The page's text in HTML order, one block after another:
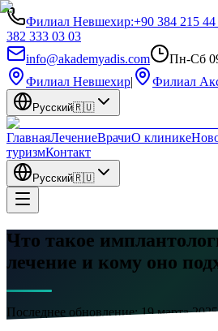
Филиал Невшехир:+90 384 215 44
382 333 03 03
info@akademyadis.com
Пн-Сб
Филиал Невшехир| Филиал
Русский🇷🇺
ГлавнаяЛечениеВрачиО клинике
туризмКонтакт
Русский🇷🇺
Что такое
лечение и кому оно
Последнее обновление:19 марта